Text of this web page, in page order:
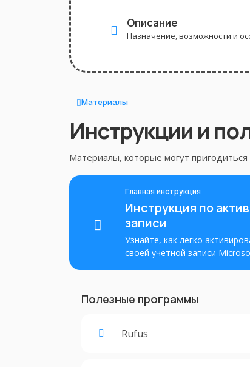
Описание
Назначение, возможности и
Материалы
Инструкции и
Материалы, которые могут пригодиться
Главная инструкция
Инструкция по
записи
Узнайте, как легко
своей учетной записи
Полезные программы
Rufus